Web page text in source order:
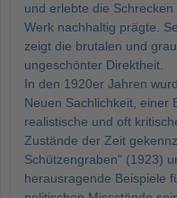
und erlebte die
Werk nachhaltig prägte.
zeigt die brutalen und
ungeschönter Direktheit.
In den 1920er Jahren
Neuen Sachlichkeit, einer
realistische und oft
Zustände der Zeit
Schützengraben" (1923)
herausragende Beispiele